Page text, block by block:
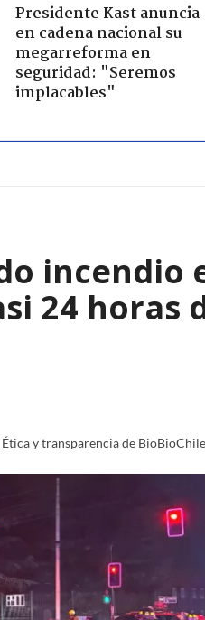
Presidente Kast anuncia
en cadena nacional su
megarreforma en
seguridad: "Seremos
implacables"
incendio
24 horas
Ética y transparencia de BioBioChile